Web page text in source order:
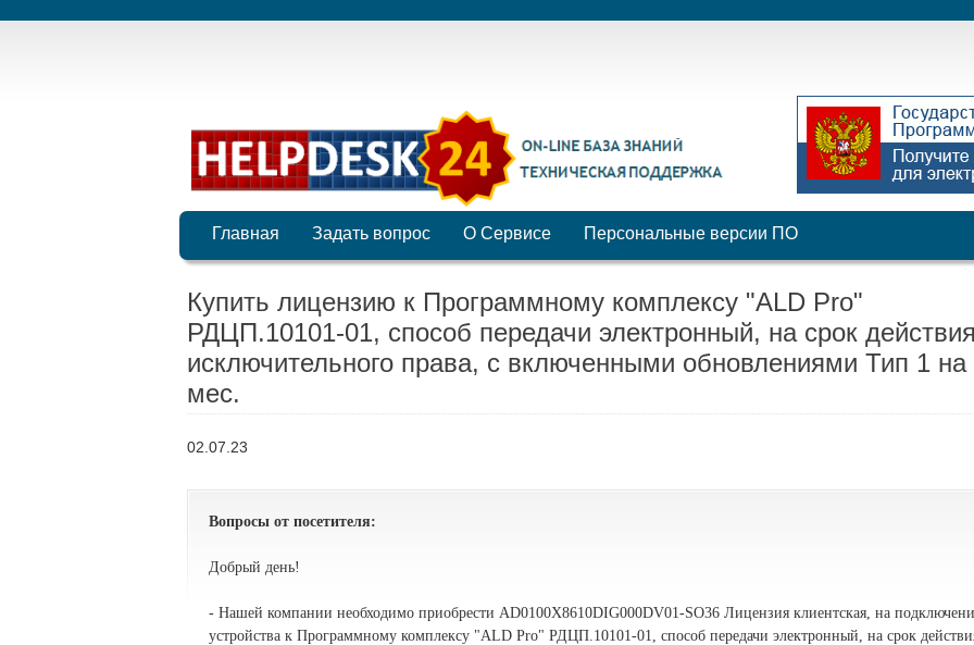
Главная Задать вопрос О Сервисе Персональные версии ПО
Купить лицензию к Программному комплексу "ALD Pro"
РДЦП.10101-01, способ передачи электронный, на срок
исключительного права, с включенными обновлениями Тип 1 на
мес.
02.07.23
Вопросы от посетителя:
Добрый день!
- Нашей компании необходимо приобрести AD0100X8610DIG000DV01-SO36 Лицензия клиентская, на
устройства к Программному комплексу "ALD Pro" РДЦП.10101-01, способ передачи электронный, на срок